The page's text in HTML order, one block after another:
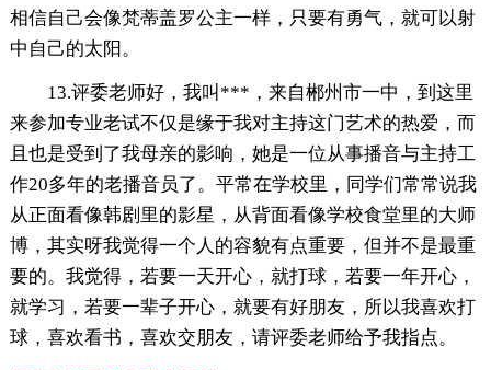
相信自己会像梵蒂盖罗公主一样，只要有勇气，就可以射
中自己的太阳。
13.评委老师好，我叫***，来自郴州市一中，到这里
来参加专业老试不仅是缘于我对主持这门艺术的热爱，而
且也是受到了我母亲的影响，她是一位从事播音与主持工
作20多年的老播音员了。平常在学校里，同学们常常说我
从正面看像韩剧里的影星，从背面看像学校食堂里的大师
博，其实呀我觉得一个人的容貌有点重要，但并不是最重
要的。我觉得，若要一天开心，就打球，若要一年开心，
就学习，若要一辈子开心，就要有好朋友，所以我喜欢打
球，喜欢看书，喜欢交朋友，请评委老师给予我指点。